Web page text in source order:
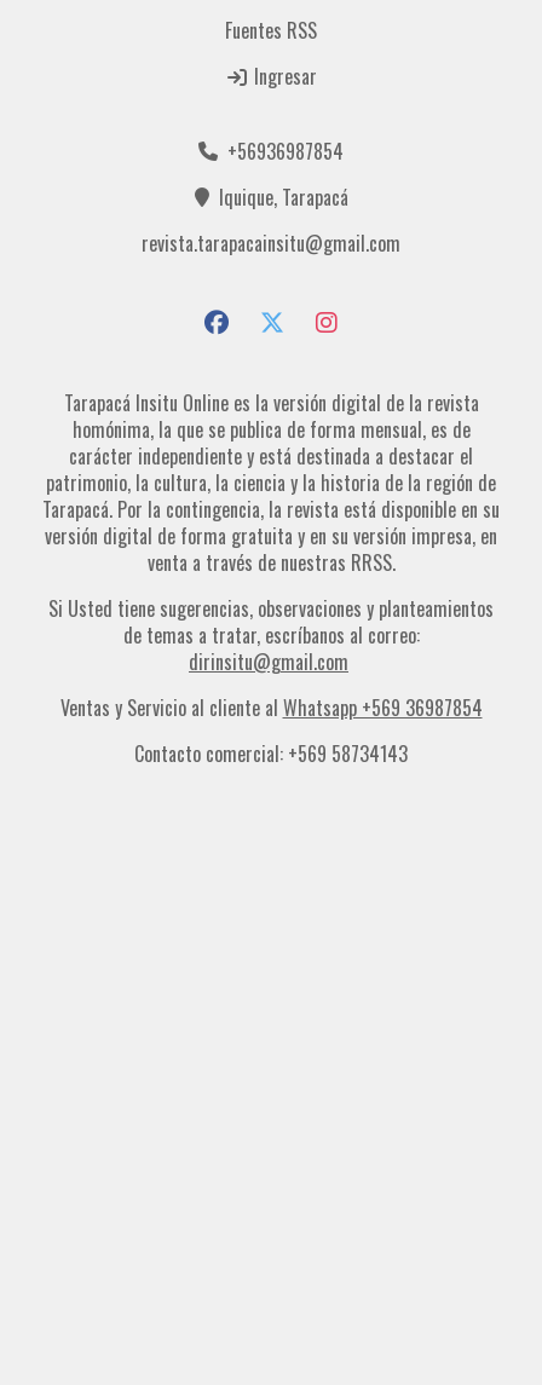
Fuentes RSS
Ingresar
Tarapacá Insitu Online es la versión digital de la revista
homónima, la que se publica de forma mensual, es de
carácter independiente y está destinada a destacar el
patrimonio, la cultura, la ciencia y la historia de la región de
Tarapacá. Por la contingencia, la revista está disponible en su
versión digital de forma gratuita y en su versión impresa, en
venta a través de nuestras RRSS.
Si Usted tiene sugerencias, observaciones y planteamientos
de temas a tratar, escríbanos al correo:
dirinsitu@gmail.com
Ventas y Servicio al cliente al Whatsapp +569 36987854
Contacto comercial: +569 58734143
+56936987854
Iquique, Tarapacá
revista.tarapacainsitu@gmail.com